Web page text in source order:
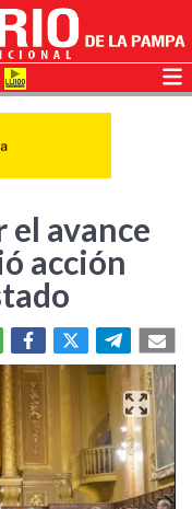
el avance
acción